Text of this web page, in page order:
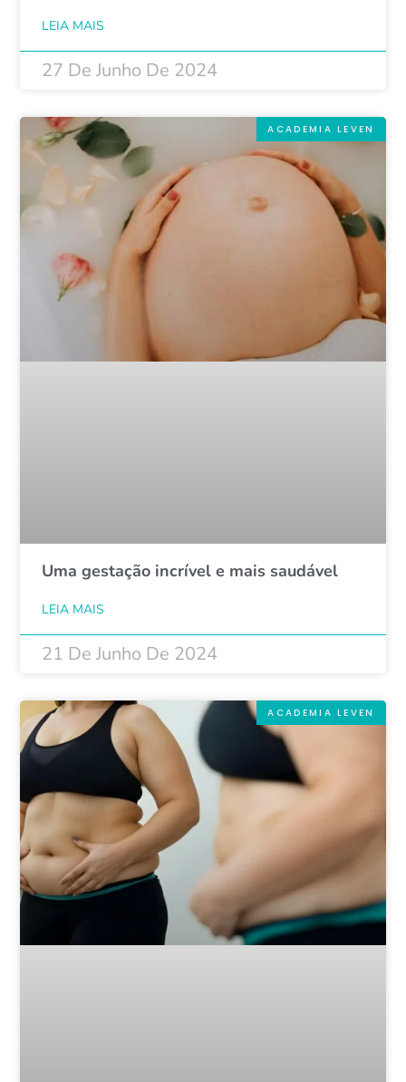
LEIA MAIS
27 De Junho De 2024
ACADEMIA LEVEN
Uma gestação incrível e mais saudável
LEIA MAIS
21 De Junho De 2024
ACADEMIA LEVEN